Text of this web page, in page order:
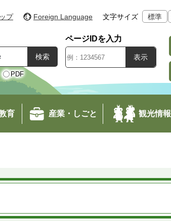
プ Foreign Language 文字サイズ 標準
PDF
ページIDを入力
育 産業・しごと 観光情報